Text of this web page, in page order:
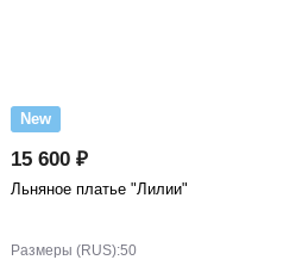
New
15 600 ₽
Льняное платье "Лилии"
Размеры (RUS):50